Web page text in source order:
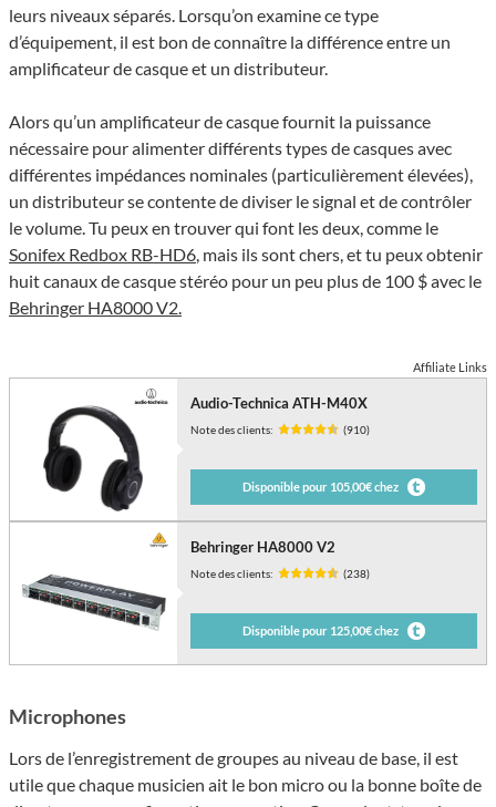
leurs niveaux séparés. Lorsqu’on examine ce type
d’équipement, il est bon de connaître la différence entre un
amplificateur de casque et un distributeur.
Alors qu’un amplificateur de casque fournit la puissance
nécessaire pour alimenter différents types de casques avec
différentes impédances nominales (particulièrement élevées),
un distributeur se contente de diviser le signal et de contrôler
le volume. Tu peux en trouver qui font les deux, comme le
Sonifex Redbox RB-HD6, mais ils sont chers, et tu peux obtenir
huit canaux de casque stéréo pour un peu plus de 100 $ avec le
Behringer HA8000 V2.
Affiliate Links
Audio-Technica ATH-M40X
Note des clients: (910)
Disponible pour 105,00€ chez
Behringer HA8000 V2
Note des clients: (238)
Disponible pour 125,00€ chez
Microphones
Lors de l’enregistrement de groupes au niveau de base, il est
utile que chaque musicien ait le bon micro ou la bonne boîte de